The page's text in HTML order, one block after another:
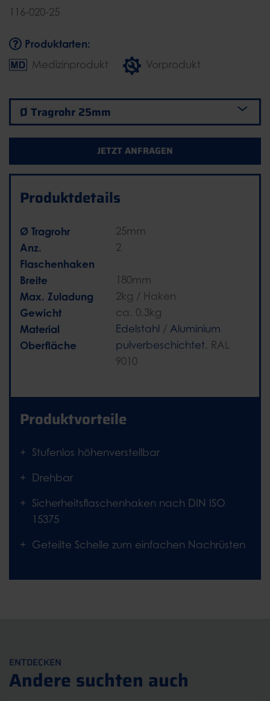
116-020-25
Produktarten:
Medizinprodukt Vorprodukt
JETZT ANFRAGEN
Produktdetails
Ø Tragrohr 25mm
Anz.
Flaschenhaken
2
Breite 180mm
Max. Zuladung 2kg / Haken
Gewicht ca. 0,3kg
Material Edelstahl / Aluminium
Oberfläche pulverbeschichtet, RAL
9010
Produktvorteile
Stufenlos höhenverstellbar
Drehbar
Sicherheitsflaschenhaken nach DIN ISO
15375
Geteilte Schelle zum einfachen Nachrüsten
ENTDECKEN
Andere suchten auch